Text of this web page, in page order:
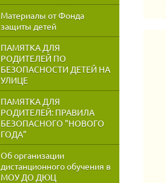
Материалы от Фонда
защиты детей
ПАМЯТКА ДЛЯ
РОДИТЕЛЕЙ ПО
БЕЗОПАСНОСТИ ДЕТЕЙ НА
УЛИЦЕ
ПАМЯТКА ДЛЯ
РОДИТЕЛЕЙ: ПРАВИЛА
БЕЗОПАСНОГО "НОВОГО
ГОДА"
Об организации
дистанционного обучения в
МОУ ДО ДЮЦ